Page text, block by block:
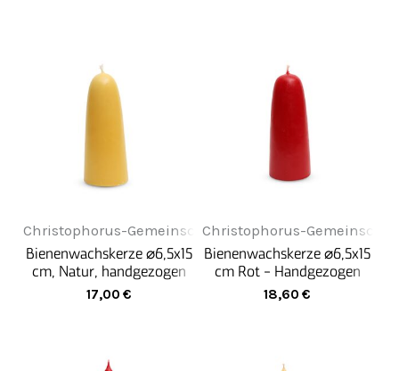
Christophorus-Gemeinschaft
Bienenwachskerze ⌀6,5x15
cm, Natur, handgezogen
17,00 €
Christophorus-
Bienenwachskerze ⌀6,5x15
cm Rot - Handgezogen
18,60 €